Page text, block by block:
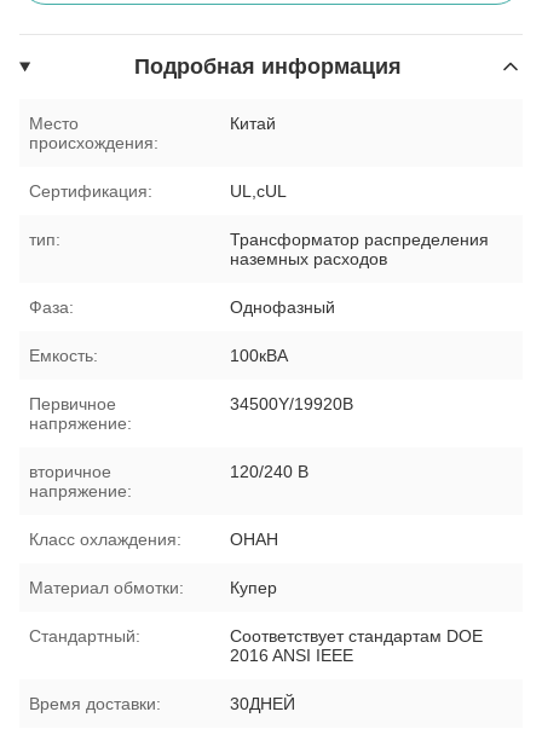
Подробная информация
Место
происхождения:
Китай
Сертификация: UL,cUL
тип:
Трансформатор распределения
наземных расходов
Фаза: Однофазный
Емкость: 100кВА
Первичное
напряжение:
34500Y/19920В
вторичное
напряжение:
120/240 В
Класс охлаждения: ОНАН
Материал обмотки: Купер
Стандартный:
Соответствует стандартам DOE
2016 ANSI IEEE
Время доставки: 30ДНЕЙ